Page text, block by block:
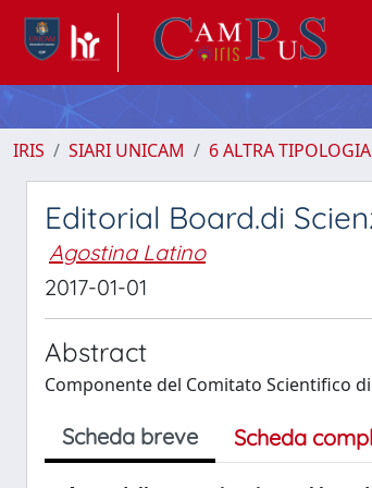
IRIS SIARI UNICAM 6 ALTRA TIPOLOGIA
Editorial Board.di
Agostina Latino
2017-01-01
Abstract
Componente del Comitato Scientifico
Scheda breve Scheda